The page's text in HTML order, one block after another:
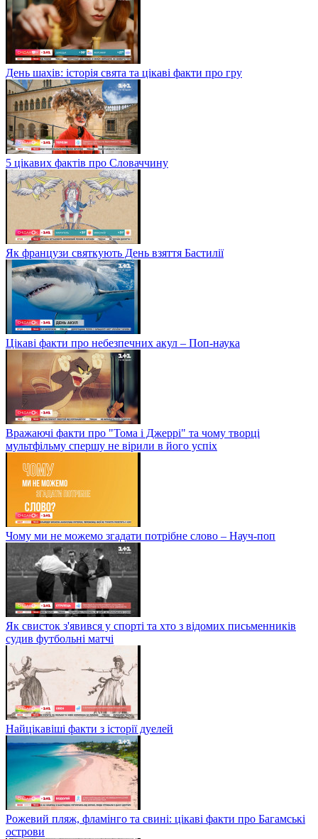
День шахів: історія свята та цікаві факти про гру
5 цікавих фактів про Словаччину
Як французи святкують День взяття Бастилії
Цікаві факти про небезпечних акул – Поп-наука
Вражаючі факти про "Тома і Джеррі" та чому творці
мультфільму спершу не вірили в його успіх
Чому ми не можемо згадати потрібне слово – Науч-поп
Як свисток з'явився у спорті та хто з відомих письменників
судив футбольні матчі
Найцікавіші факти з історії дуелей
Рожевий пляж, фламінго та свині: цікаві факти про Багамські
острови